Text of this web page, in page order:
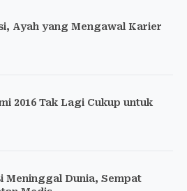
Ayah yang Mengawal Karier
2016 Tak Lagi Cukup untuk
Meninggal Dunia, Sempat